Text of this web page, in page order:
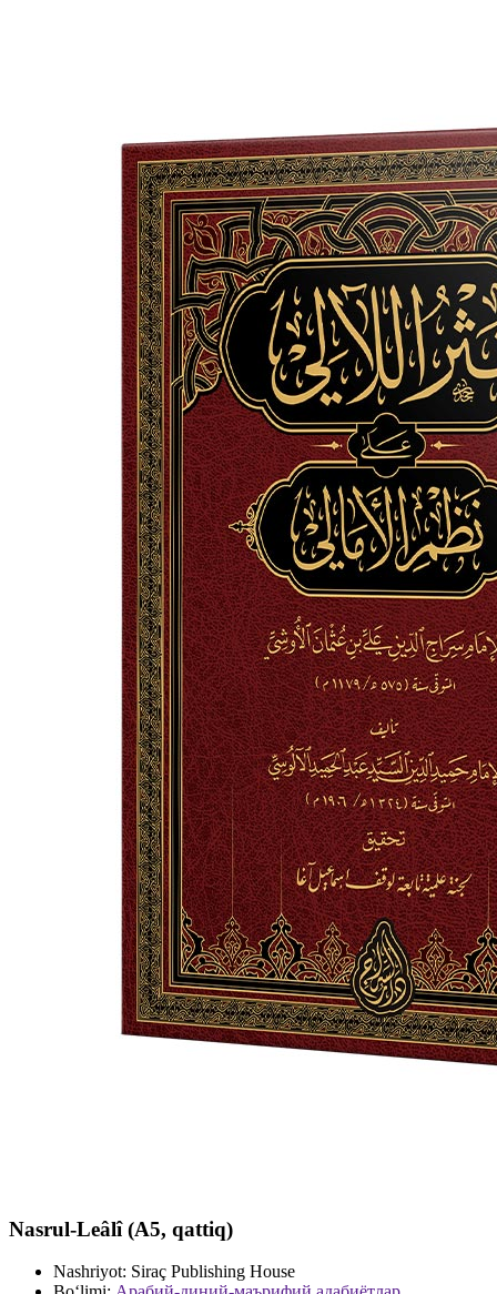
Nasrul-Leâlî (А5, qattiq)
Nashriyot: Siraç Publishing House